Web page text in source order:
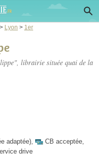
> Lyon > 1er
librairie située quai de la
adaptée), CB acceptée,
drive